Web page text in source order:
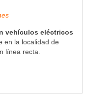
vehículos eléctricos
en la localidad de
línea recta.